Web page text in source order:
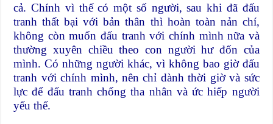
cả. Chính vì thế có một số người, sau khi đã đấu
tranh thất bại với bản thân thì hoàn toàn nản chí,
không còn muốn đấu tranh với chính mình nữa và
thường xuyên chiều theo con người hư đốn của
mình. Có những người khác, vì không bao giờ đấu
tranh với chính mình, nên chỉ dành thời giờ và sức
lực để đấu tranh chống tha nhân và ức hiếp người
yếu thế.